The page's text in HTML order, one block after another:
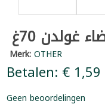
غولدن 70غ
Merk:OTHER
Betalen: € 1,59
Geen beoordelingen